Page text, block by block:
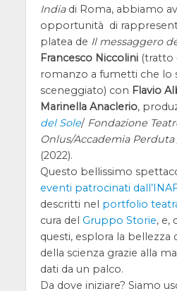
Indiadi Roma, abbiamo
opportunità di
platea de Il messaggero
Francesco Niccolini(tratto
romanzo a fumetti che lo
sceneggiato) con Flavio
Marinella Anaclerio,
del Sole/ Fondazione
Onlus/Accademia Perduta
(2022).
Questo bellissimo
eventi patrocinati
descritti nel portfolio
cura del Gruppo Storie, e,
questi, esplora la bellezza
della scienza grazie alla
dati da un palco.
Da dove iniziare? Siamo